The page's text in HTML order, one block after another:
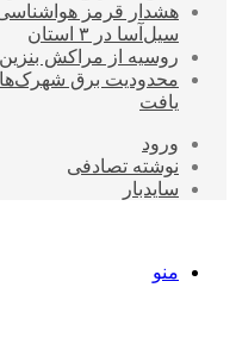
سیل‌آسا در ۳ استان
روسیه از مراکش
محدودیت برق
یافت
ورود
نوشته تصادفی
سایدبار
منو